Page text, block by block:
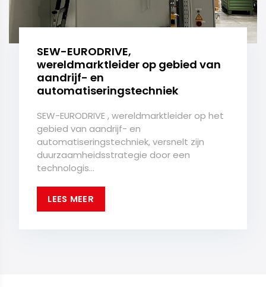
SEW-EURODRIVE,
wereldmarktleider op gebied van
aandrijf- en
automatiseringstechniek
SEW-EURODRIVE , wereldmarktleider op het
gebied van aandrijf- en
automatiseringstechniek, versnelt zijn
duurzaamheidsstrategie door een
technologis...
LEES MEER